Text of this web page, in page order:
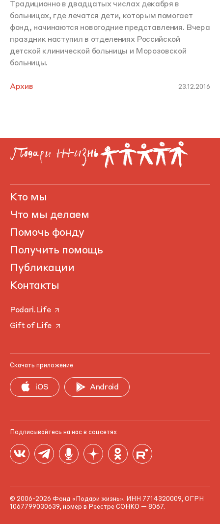
Традиционно в двадцатых числах декабря в
больницах, где лечатся дети, которым помогает
фонд, начинаются новогодние представления. Вчера
праздник наступил в отделениях Российской
детской клинической больницы и Морозовской
больницы.
Архив 23.12.2016
Кто мы
Что мы делаем
Помочь фонду
Получить помощь
Публикации
Контакты
Podari.Life
Gift of Life
Скачать приложение
iOS Android
Подписывайтесь на нас в соцсетях
© 2006-2026 Фонд «Подари жизнь». ИНН 7714320009, ОГРН
1067799030639, номер в Реестре СОНКО — 8067.